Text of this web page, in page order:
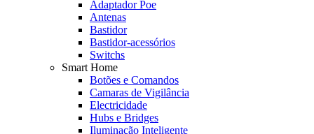
Adaptador Poe
Antenas
Bastidor
Bastidor-acessórios
Switchs
Smart Home
Botões e Comandos
Camaras de Vigilância
Electricidade
Hubs e Bridges
Iluminação Inteligente